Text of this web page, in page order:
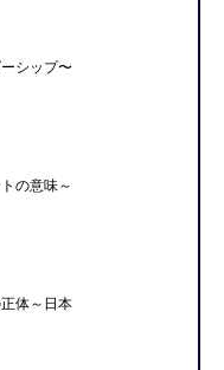
シップ〜
の意味～
体～日本